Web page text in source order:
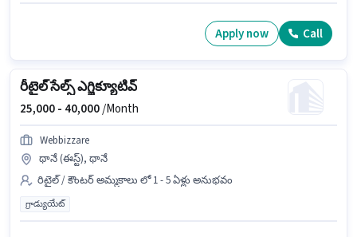
Apply now Call
రీటైల్ సేల్స్ ఎగ్జిక్యూటివ్
25,000 - 40,000/Month
Webbizzare
థానే (ఈస్ట్), థానే
రిటైల్ / కౌంటర్ అమ్మకాలు లో 1 - 5 ఏళ్లు అనుభవం
గ్రాడ్యుయేట్